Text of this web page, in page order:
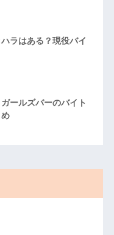
ラはある？現役バイ
ールズバーのバイト